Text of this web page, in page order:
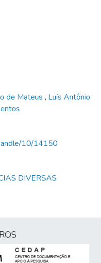
de Mateus , Luís Antônio
10/14150
DIVERSAS